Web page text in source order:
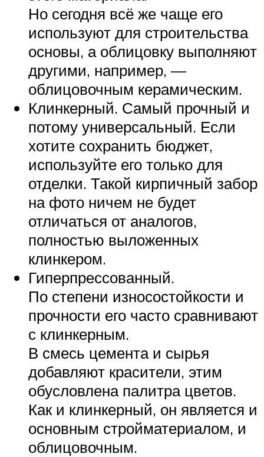
Но сегодня всё же чаще его
используют для строительства
основы, а облицовку выполняют
другими, например, —
облицовочным керамическим.
Клинкерный. Самый прочный и
потому универсальный. Если
хотите сохранить бюджет,
используйте его только для
отделки. Такой кирпичный забор
на фото ничем не будет
отличаться от аналогов,
полностью выложенных
клинкером.
Гиперпрессованный.
По степени износостойкости и
прочности его часто сравнивают
с клинкерным.
В смесь цемента и сырья
добавляют красители, этим
обусловлена палитра цветов.
Как и клинкерный, он является и
основным стройматериалом, и
облицовочным.